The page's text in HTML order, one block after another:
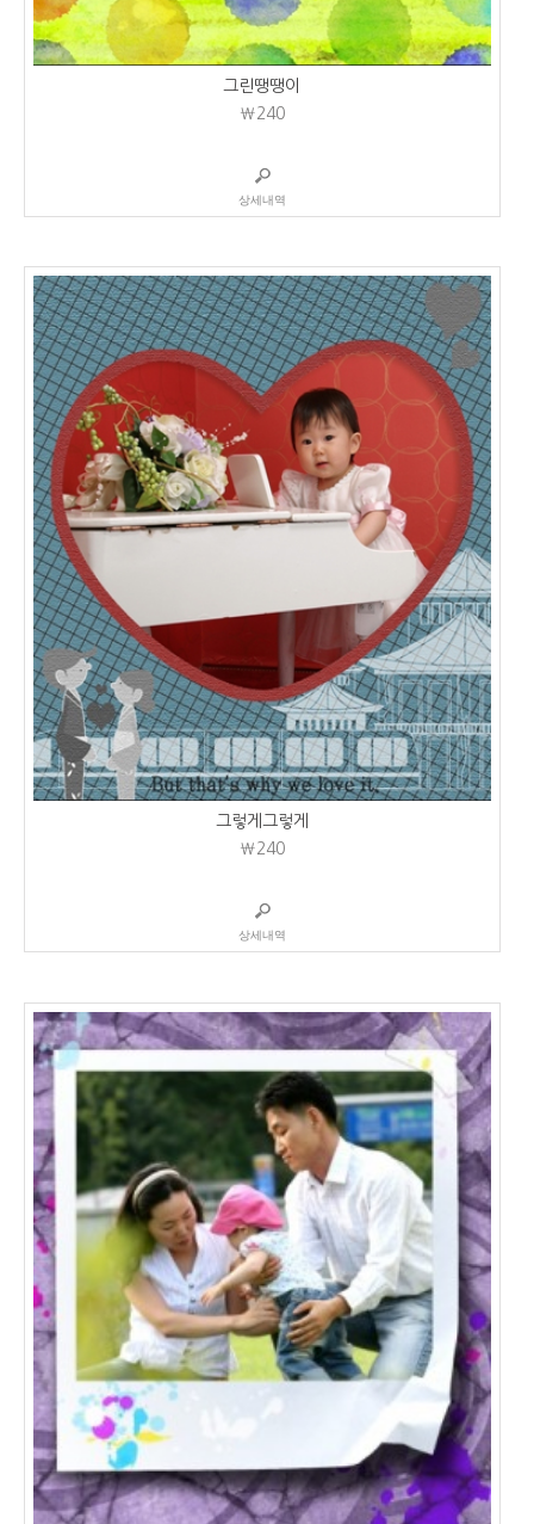
그린땡땡이
₩240
상세내역
그렇게그렇게
₩240
상세내역